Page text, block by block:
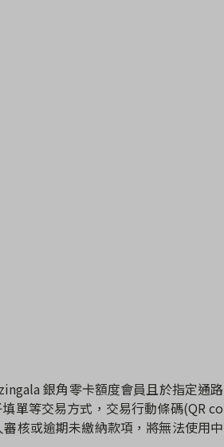
銀角零卡額度會員且於指定通路
單等交易方式，交易行動條碼(QR co
核或逾期未繳納款項，將無法使用中